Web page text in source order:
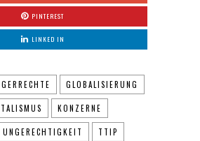
PINTEREST
LINKED IN
GLOBALISIERUNG
KONZERNE
TTIP